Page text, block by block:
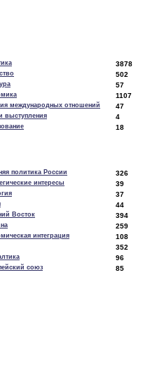
3878
502
57
1107
международных отношений 47
выступления 4
18
политика России 326
интересы 39
37
44
Восток 394
259
интеграция 108
352
96
союз 85